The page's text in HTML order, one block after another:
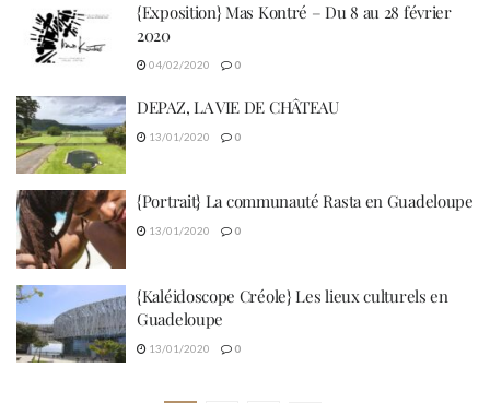
{Exposition} Mas Kontré – Du 8 au 28 février
2020
04/02/2020 0
DEPAZ, LA VIE DE CHÂTEAU
13/01/2020 0
{Portrait} La communauté Rasta en Guadeloupe
13/01/2020 0
{Kaléidoscope Créole} Les lieux culturels en
Guadeloupe
13/01/2020 0